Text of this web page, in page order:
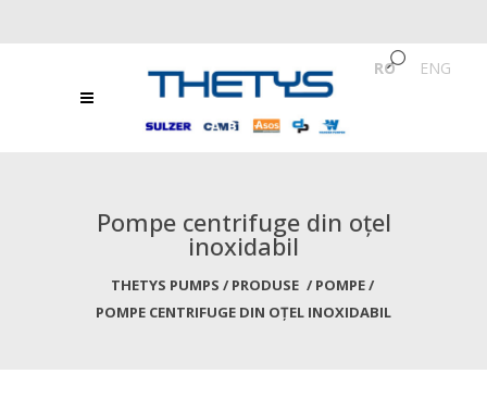
RO/ ENG
Pompe centrifuge din oțel
inoxidabil
THETYS PUMPS / PRODUSE / POMPE/
POMPE CENTRIFUGE DIN OȚEL INOXIDABIL